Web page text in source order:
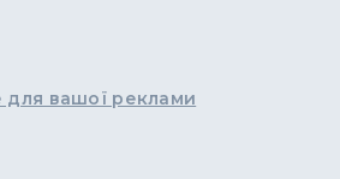
для вашої реклами